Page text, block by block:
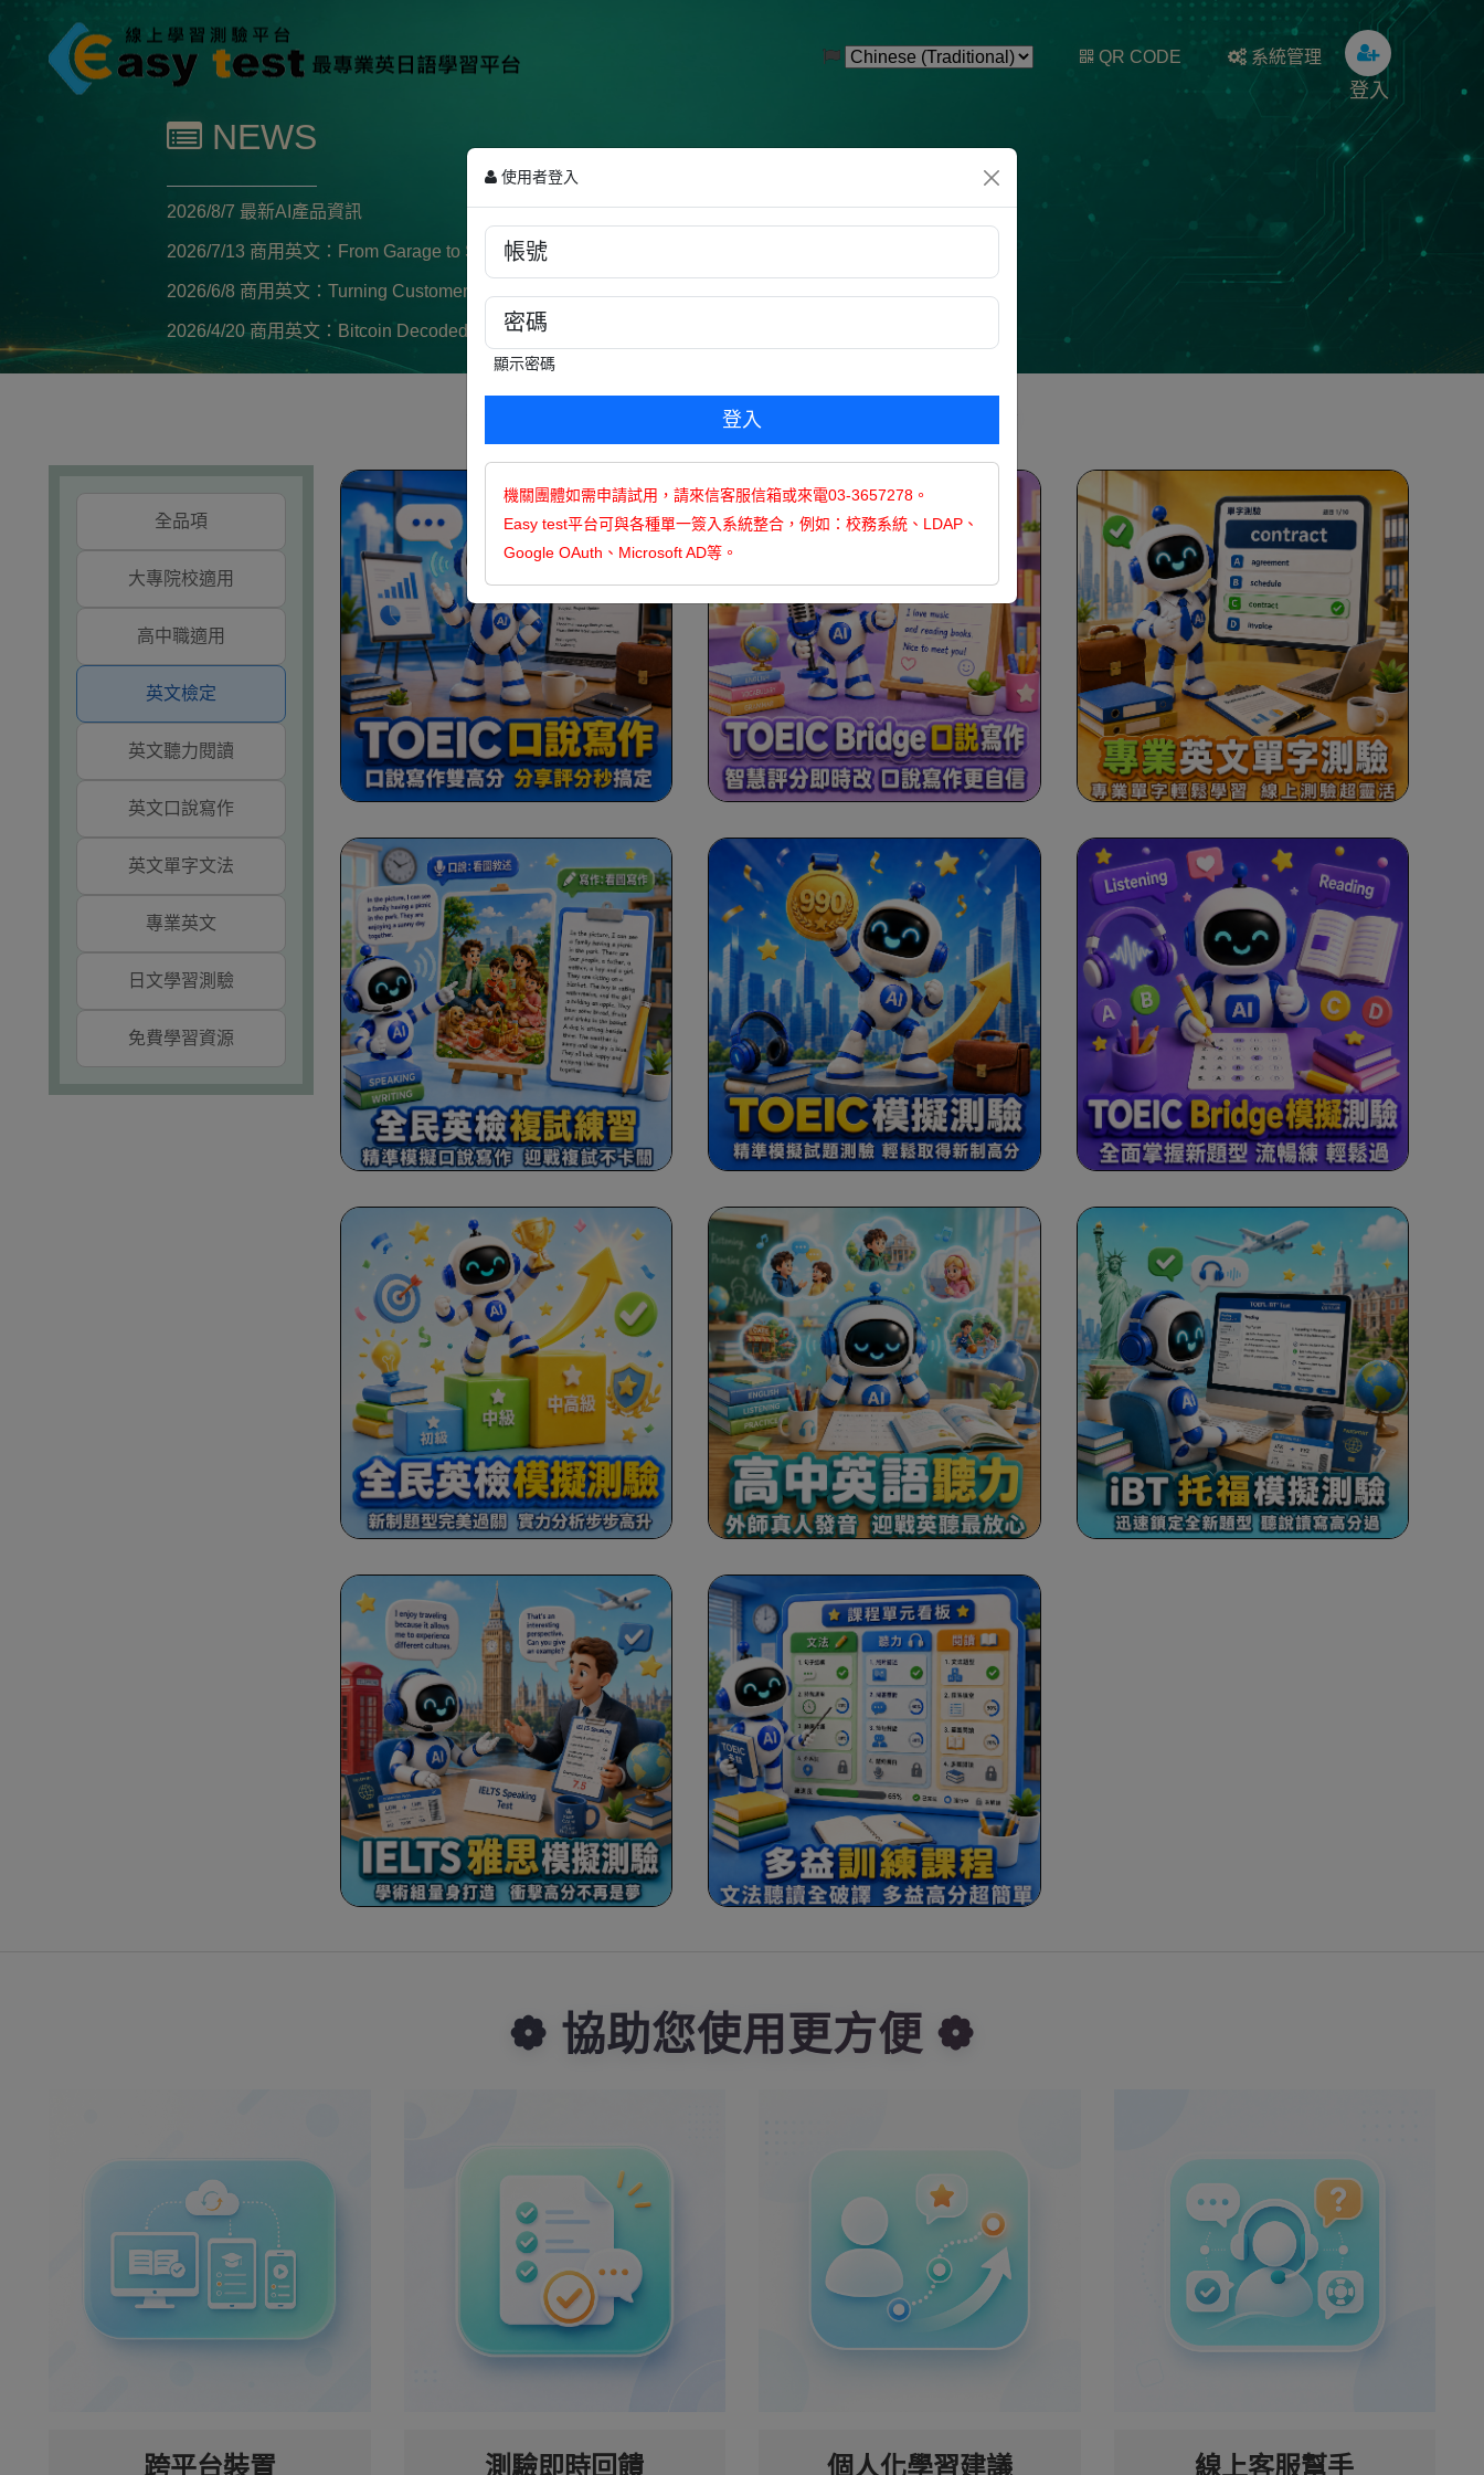
NEWS
2026/8/7 最新AI產品資訊
2026/7/13 商用英文：From Garage to Silicon Valley Heights: Google's Story
2026/6/8 商用英文：Turning Customer Complaints into Opportunities!
2026/4/20商用英文：Bitcoin Decoded: Digital Gold of the Internet Age
登入
QR CODE 系統管理
✦ 請依需求點選圖片進入 ✦
全品項
大專院校適用
高中職適用
英文檢定
英文聽力閱讀
英文口說寫作
英文單字文法
專業英文
日文學習測驗
免費學習資源
❁ 協助您使用更方便 ❁
跨平台裝置 測驗即時回饋 個人化學習建議 線上客服幫手
使用者登入
顯示密碼
機關團體如需申請試用，請來信客服信箱或來電03-3657278。
Easy test平台可與各種單一簽入系統整合，例如：校務系統、LDAP、
Google OAuth、Microsoft AD等。